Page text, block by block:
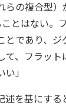
らの複合型
とはない。
とであり、
、フラット
」
述を基にす